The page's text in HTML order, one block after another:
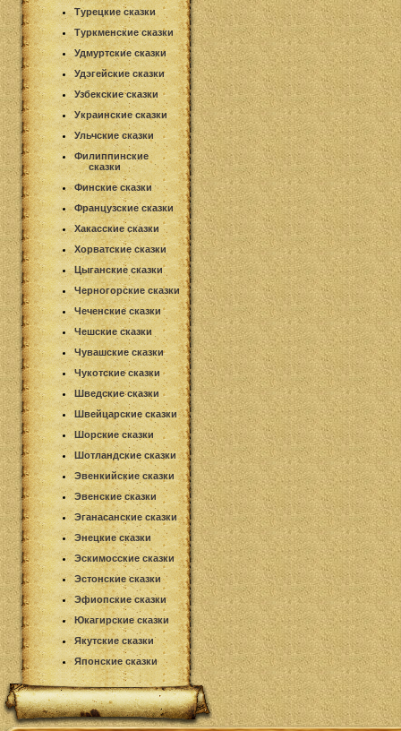
Турецкие сказки
Туркменские сказки
Удмуртские сказки
Удэгейские сказки
Узбекские сказки
Украинские сказки
Ульчские сказки
Филиппинские
сказки
Финские сказки
Французские сказки
Хакасские сказки
Хорватские сказки
Цыганские сказки
Черногорские сказки
Чеченские сказки
Чешские сказки
Чувашские сказки
Чукотские сказки
Шведские сказки
Швейцарские сказки
Шорские сказки
Шотландские сказки
Эвенкийские сказки
Эвенские сказки
Эганасанские сказки
Энецкие сказки
Эскимосские сказки
Эстонские сказки
Эфиопские сказки
Юкагирские сказки
Якутские сказки
Японские сказки